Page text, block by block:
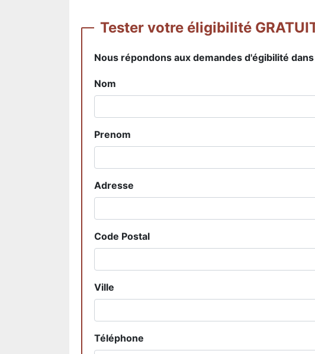
Tester votre éligibilité
Nous répondons aux demandes d'égibilité
Nom
Prenom
Adresse
Code Postal
Ville
Téléphone